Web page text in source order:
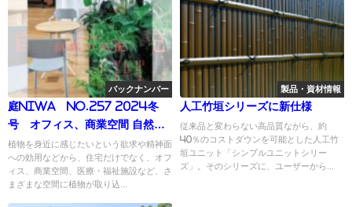
バックナンバー
庭NIWA No.257 2024冬
号 オフィス、商業空間 自然の
気配
植物を身近に感じたいという欲求や精神面
への効用などから、住宅だけでなく、オフ
ィス、商業空間、医療・福祉施設など、さ
まざまな空間に植物が取り込...
製品・資材情報
人工竹垣シリーズに新仕様
従来品と変わらない高品質ながら、約
40％のコストダウンを可能とした人工竹
垣ユニット「シンプルユニットシリー
ズ」。そのシリーズに、ユーザーから...